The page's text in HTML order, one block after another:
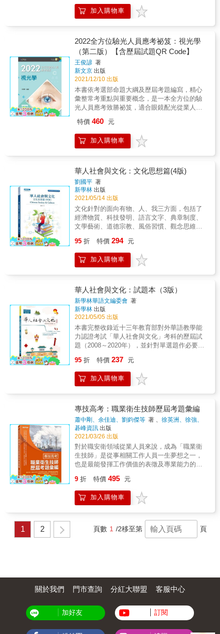
完整，包括：本章大綱、重點整理、隨文例題
（含專家闢析）及題庫練習（歷屆考題及專家
明，確實掌握命題方針。各章章末精選歷屆考
題及解答，並解析相關概念，使讀者能融會貫
通，舉一反三。各章以星星符號代表歷屆考題
出題比例，數目越多代表出題比例越高，最多5
顆，以供讀者備考參酌。附贈歷屆試題題庫，
讀者可掃描書中QR Code閱讀，將歷屆考題依
年度別及章別排列，內含驗光人員（含驗光生
及驗光師）特種考試及高普考試題，以供應考
複習所需。2022年版除依最新視光資訊更新修
訂之外，並依2021年最新國考加入最新考題及
加入購物車
2022全方位驗光人員應考祕笈：視光學
（第二版）【含歷屆試題QR Code】
王俊諺 著
新文京 出版
2021/12/10 出版
本書依考選部命題大綱及歷屆考題編寫，精心
彙整常考重點與重要概念，是一本全方位的驗
光人員應考致勝祕笈，適合眼鏡配光從業人員
作者教學與實務經驗豐富，編寫本書學習架構
完整，包括：本章大綱、重點整理、隨文例題
（含專家闢析）及題庫練習（歷屆考題及專家
明，確實掌握命題方針。各章章末精選歷屆考
題及解答，並解析相關概念，使讀者能融會貫
通，舉一反三。各章以星星符號代表歷屆考題
出題比例，數目越多代表出題比例越高，最多5
顆，以供讀者備考參酌。附贈歷屆試題題庫，
讀者可掃描書中QR Code閱讀，將歷屆考題依
年度別及章別排列，內含驗光人員（含驗光生
及驗光師）特種考試及高普考試題，以供應考
複習所需。2022年版除依最新視光資訊更新修
詳解，讓讀者掌握最新命題趨勢。
特價 460 元
加入購物車
華人社會與文化：文化思想篇(4版)
劉國平 著
新學林 出版
2021/05/14 出版
文化針對的面向有物、人、我三方面，包括了
經濟物質、科技發明、語言文字、典章制度、
文學藝術、道德宗教、風俗習慣、觀念思維等
人的文化思想，就不僅是了解一個國家或民族
狹義的歷史與現況而已。在全球化的現實與在
地性的強調下，本書試圖以最精要的內容，盡
展；華人的語言文字、圖書典籍、典章制度、
學術思想與文學、藝術、科技等方面之成就，
並及精神生活之層面。相信必能讓讀者對華人
文化思想，有「總體性」及「系統性」的認識
與了解。
95 折 特價 294 元
加入購物車
華人社會與文化：試題本（3版）
新學林華語文編委會 著
新學林 出版
2021/05/05 出版
本書完整收錄近十三年教育部對外華語教學能
力認證考試「華人社會與文化」考科的歷屆試
題（2008～2020年），並針對單選題作必要且
有逐漸上升趨勢，考生應加強對古文詩詞、作
家文學作品、象徵意涵的理解。2.飲食文化與
宗教方面的試題也不少，考生可以多了解古今
的相關內容。3.關於藝術（以書法、繪畫為
主）、習俗（以婚喪喜慶為主）、歷史方面的
考題較常出現，節氣與學術思想（儒、釋、道
等）也幾乎每年都會放入考題中。4.另外，原
住民與新住民（新移民）的考題數量也有逐漸
增加，建議考生對其族群多加認識與了解，以
免在解題上遇到困難。 近年的命題方向越來越
靈活、多元，常與臺灣現代社會與生活做結
合，考生日常準備時，可以多針對上述方向思
95 折 特價 237 元
加入購物車
專技高考：職業衛生技師歷屆考題彙編
蕭中剛、余佳迪、劉鈞傑等 著 、徐英洲、徐強、
葉日宏、章家著
碁峰資訊 出版
2021/03/26 出版
對於職安衛領域從業人員來說，成為「職業衛
生技師」是從事相關工作人員一生夢想之一，
也是最能發揮工作價值的表徵及專業能力的肯
究、分析、監測、檢驗、評估、鑑定、改善及
計畫管理等業務的核心能力達到一定的水準。
「職業衛生技師」應試科目：職業安全衛生法
程、作業環境監測、暴露與風險評估共計六
科。 本書特色： ★陣容最強之職安衛作者群
技師考試出題趨勢，收集最近十年試題並精闢
詳解，使考生在最短時間掌握答題方向。 ★各
學、輔導考證經驗豐富之專家名師，針對考試
重點、準備方法，提出寶貴經驗，幫助考生找
題大綱分類 各科考題依據最新命題大綱內容予
9 折 特價 495 元
加入購物車
1 2 頁數 1 /2移至第 頁
關於我們 門市查詢 分紅大聯盟 客服中心
加好友 訂閱